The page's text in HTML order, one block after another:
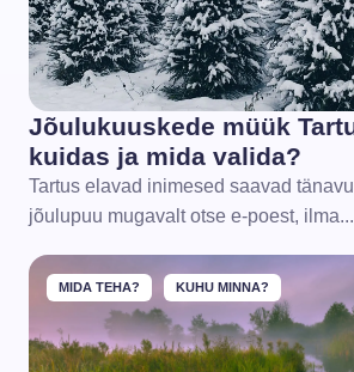
Jõulukuuskede müük
kuidas ja mida valida?
Tartus elavad inimesed saavad
jõulupuu mugavalt otse e-poest, ilma...
MIDA TEHA? KUHU MINNA?